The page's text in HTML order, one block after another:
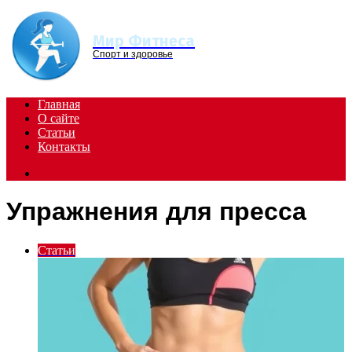
Menu
Мир Фитнеса
Спорт и здоровье
Главная
О сайте
Статьи
Контакты
Упражнения для пресса
Статьи